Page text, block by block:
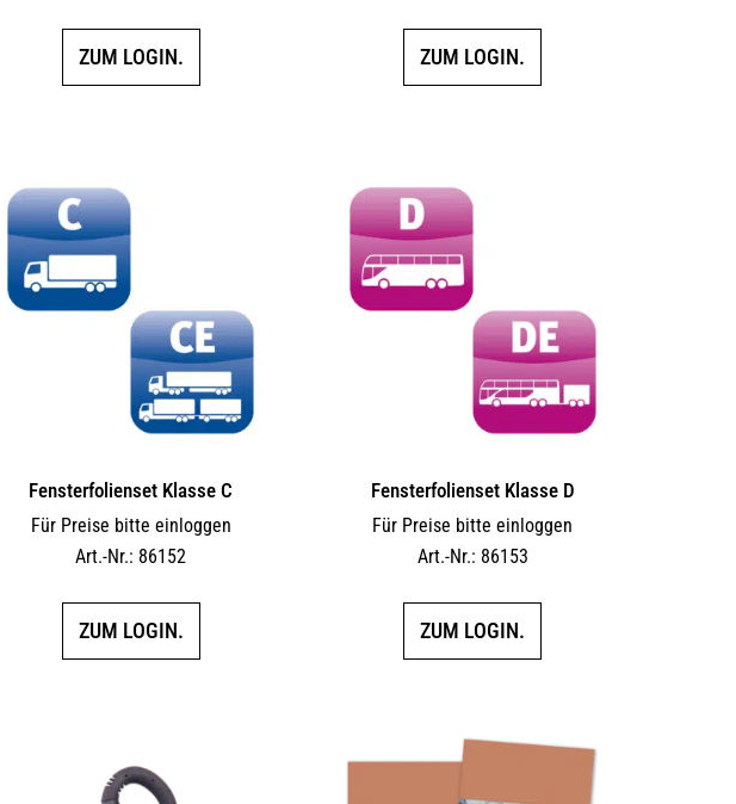
ZUM LOGIN. ZUM LOGIN.
Fensterfolienset Klasse C
Für Preise bitte einloggen
Art.-Nr.: 86152
ZUM LOGIN.
Fensterfolienset Klasse D
Für Preise bitte einloggen
Art.-Nr.: 86153
ZUM LOGIN.